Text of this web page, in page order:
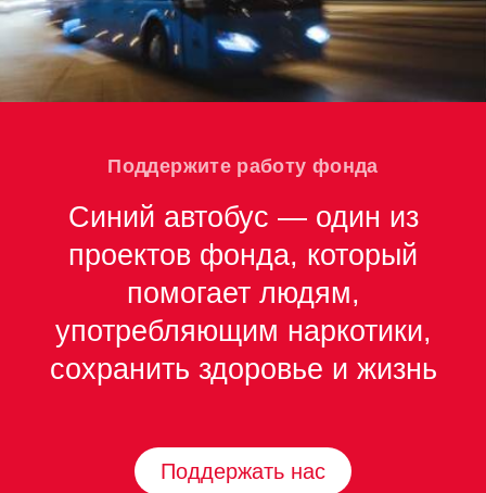
Поддержите работу фонда
Синий автобус — один из
проектов фонда, который
помогает людям,
употребляющим наркотики,
сохранить здоровье и жизнь
Поддержать нас